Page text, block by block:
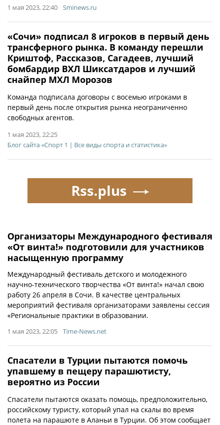
1 мая 2023, 22:40 Sminews.ru
«Сочи» подписал 8 игроков в первый день
трансферного рынка. В команду перешли
Криштоф, Рассказов, Сагадеев, лучший
бомбардир ВХЛ Шиксатдаров и лучший
снайпер МХЛ Морозов
Команда подписала договоры с восемью игроками в
первый день после открытия рынка неограниченно
свободных агентов.
1 мая 2023, 22:25
Блог сайта «Спорт 1 | Все виды спорта и статистика»
Организаторы Международного фестиваля
«От винта!» подготовили для участников
насыщенную программу
Международный фестиваль детского и молодежного
научно-технического творчества «От винта!» начал свою
работу 26 апреля в Сочи. В качестве центральных
мероприятий фестиваля организаторами заявлены сессия
«Региональные практики в образовании.
1 мая 2023, 22:05 Time-News.net
Спасатели в Турции пытаются помочь
упавшему в пещеру парашютисту,
вероятно из России
Спасатели пытаются оказать помощь, предположительно,
российскому туристу, который упал на скалы во время
полета на парашюте в Аланьи в Турции. Об этом сообщает
Rss.plus